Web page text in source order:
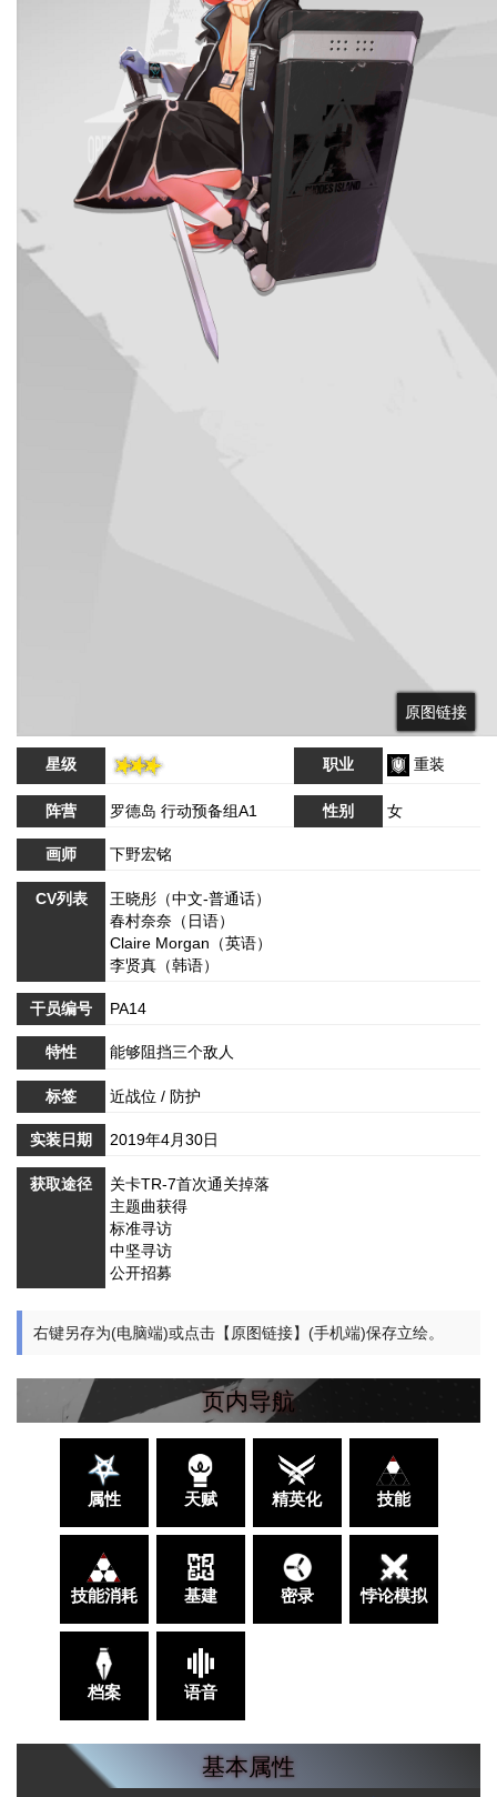
原图链接
原图链接
星级 职业 重装
阵营 罗德岛 行动预备组A1 性别 女
画师 下野宏铭
CV列表
王晓彤（中文-普通话）
春村奈奈（日语）
Claire Morgan（英语）
李贤真（韩语）
干员编号 PA14
特性 能够阻挡三个敌人
标签 近战位 / 防护
实装日期 2019年4月30日
获取途径
关卡TR-7首次通关掉落
主题曲获得
标准寻访
中坚寻访
公开招募
右键另存为(电脑端)或点击【原图链接】(手机端)保存立绘。
页内导航
属性 天赋 精英化 技能
技能消耗 基建 密录 悖论模拟
档案 语音
基本属性